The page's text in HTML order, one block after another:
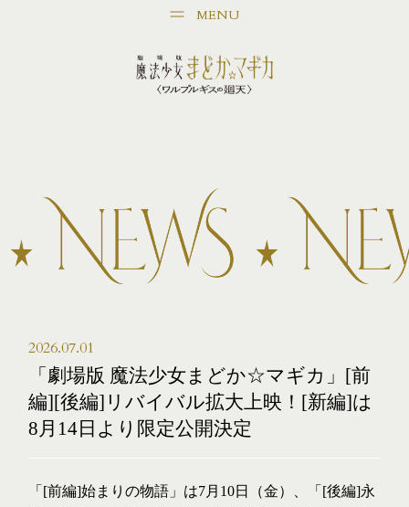
MENU
2026.07.01
「劇場版 魔法少女まどか☆マギカ」[前
編][後編]リバイバル拡大上映！[新編]は
8月14日より限定公開決定
「[前編]始まりの物語」は7月10日（金）、「[後編]永